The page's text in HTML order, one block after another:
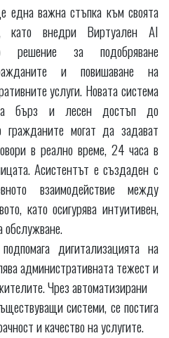
една важна стъпка към своята
като внедри Виртуален AI
решение за подобряване
и повишаване на
услуги. Новата система
за бърз и лесен достъп до
могат да задават
в реално време, 24 часа в
Асистентът е създаден с
взаимодействие между
като осигурява интуитивен,
обслужване.
дигитализацията на
административната тежест и
Чрез автоматизирани
системи, се постига
и качество на услугите.